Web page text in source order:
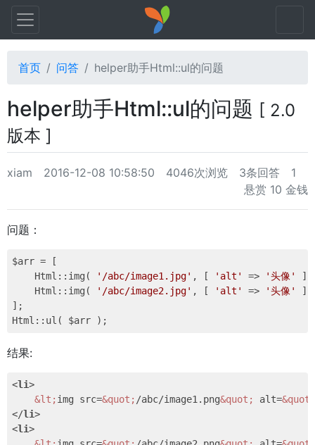
首页 问答 helper助手Html::ul的问题
helper助手Html::ul的问题 [ 2.0
版本 ]
xiam 2016-12-08 10:58:50 4046次浏览 3条回答
1
悬赏 10 金钱
问题：
$arr = [
    Html::img(
'/abc/image1.jpg' , [ 'alt' => '头像'
]
    Html::img(
'/abc/image2.jpg' , [ 'alt' => '头像'
]
];
结果:
<li>
&lt; img src=&quot; /abc/image1.png&quot; alt=&quot;
</li>
<li>